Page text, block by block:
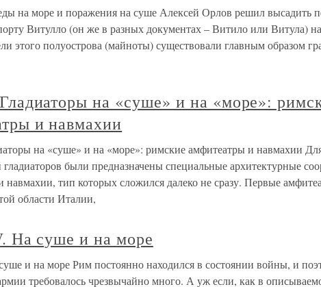
на море и поражения на суше Алексей Орлов решил высадить
Витулло (он же в разных документах – Витило или Витула)
этого полуострова (майноты) существовали главным образом
на «суше» и на «море»:
и навмахии
на «суше» и на «море»: римские амфитеатры и навмахии
были предназначены специальные архитектурные
навмахии, тип которых сложился далеко не сразу. Первые
области Италии,
На суше и на море
и на море Рим постоянно находился в состоянии войны, и
требовалось чрезвычайно много. А уж если, как в